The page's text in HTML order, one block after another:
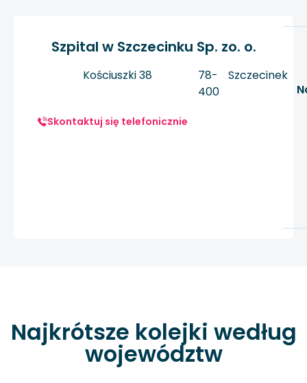
Szpital w Szczecinku Sp. zo. o.
Kościuszki 38
78-
400
Szczecinek
Skontaktuj się telefonicznie
Najkrótsze kolejki według
województw